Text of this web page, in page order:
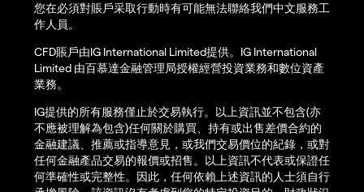
您在必須對賬戶采取行動時有可能無法聯絡我們中文服務工
作人員。
CFD賬戶由IG International Limited提供。IG International
Limited 由百慕達金融管理局授權經營投資業務和數位資產
業務。
IG提供的所有服務僅止於交易執行。以上資訊並不包含(亦
不應被理解為包含)任何關於購買、持有或出售差價合約的
金融建議、推薦或指導意見，或我們交易價位的紀錄，或對
任何金融產品交易的報價或招售。以上資訊不代表或保證任
何準確性或完整性。因此，任何依賴上述資訊的人士須自行